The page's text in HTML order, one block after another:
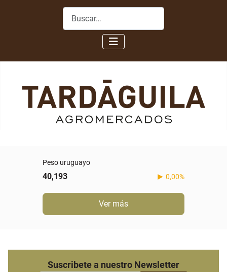
Buscar
Peso uruguayo
40,193 0,00%
Ver más
Suscribete a nuestro Newsletter